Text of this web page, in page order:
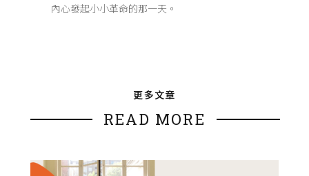
內心發起小小革命的那一天。
更多文章
READ MORE